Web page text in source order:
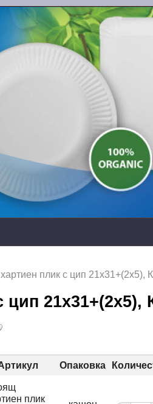
плик с цип 21х31+(2х5),
цип 21х31+(2х5),
Опаковка
плик